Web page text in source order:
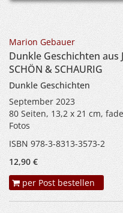
Marion Gebauer
Dunkle Geschichten aus
SCHÖN & SCHAURIG
Dunkle Geschichten
September 2023
80 Seiten, 13,2 x 21 cm,
Fotos
ISBN 978-3-8313-3573-2
12,90 €
per Post bestellen